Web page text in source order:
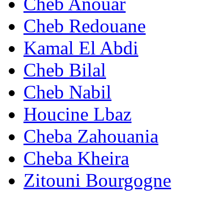
Cheb Redouane
Kamal El Abdi
Cheb Bilal
Cheb Nabil
Houcine Lbaz
Cheba Zahouania
Cheba Kheira
Zitouni Bourgogne